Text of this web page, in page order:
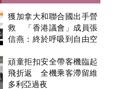
獲加拿大和聯合國出手營
救 「香港議會」成員張
信燕：終於呼吸到自由空
頑童拒扣安全帶客機臨起
飛折返 全機乘客滯留維
多利亞過夜